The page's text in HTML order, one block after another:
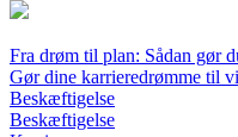
Fra drøm til plan: Sådan gør
Gør dine karrieredrømme til
Beskæftigelse
Beskæftigelse